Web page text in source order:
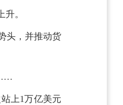
。
头，并推动货
上1万亿美元